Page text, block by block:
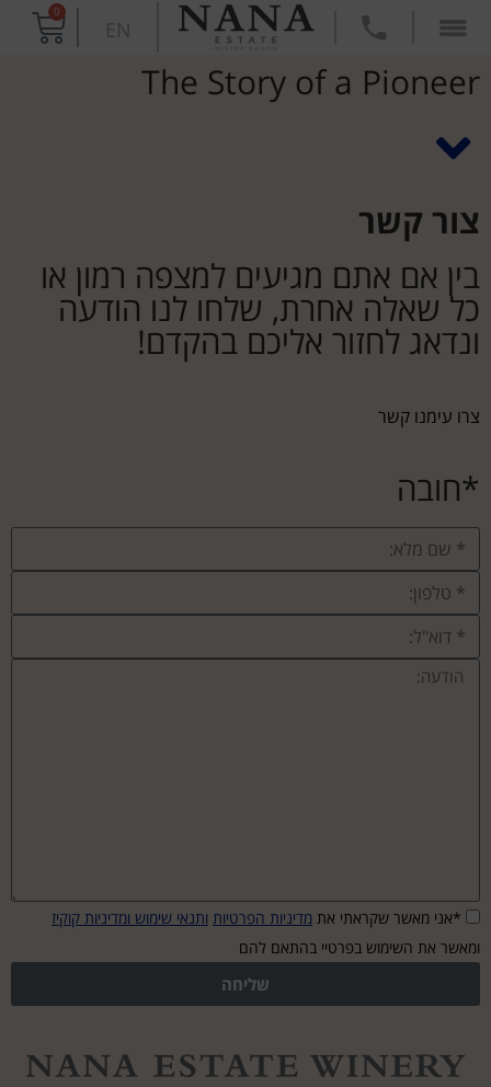
EN
0
The Story of a Pioneer
צור קשר
בין אם אתם מגיעים למצפה רמון או
כל שאלה אחרת, שלחו לנו הודעה
ונדאג לחזור אליכם בהקדם!
צרו עימנו קשר
*חובה
*אני מאשר שקראתי את מדיניות הפרטיות ותנאי שימוש ומדיניות קוקיז
ומאשר את השימוש בפרטיי בהתאם להם
שליחה